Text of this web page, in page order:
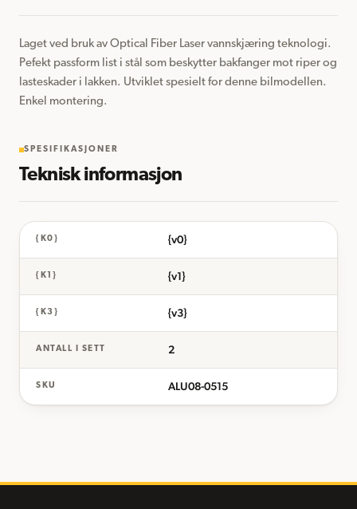
Laget ved bruk av Optical Fiber Laser vannskjæring teknologi.
Pefekt passform list i stål som beskytter bakfanger mot riper og
lasteskader i lakken. Utviklet spesielt for denne bilmodellen.
Enkel montering.
SPESIFIKASJONER
Teknisk informasjon
{K0} {v0}
{K1} {v1}
{K3} {v3}
ANTALL I SETT 2
SKU ALU08-0515